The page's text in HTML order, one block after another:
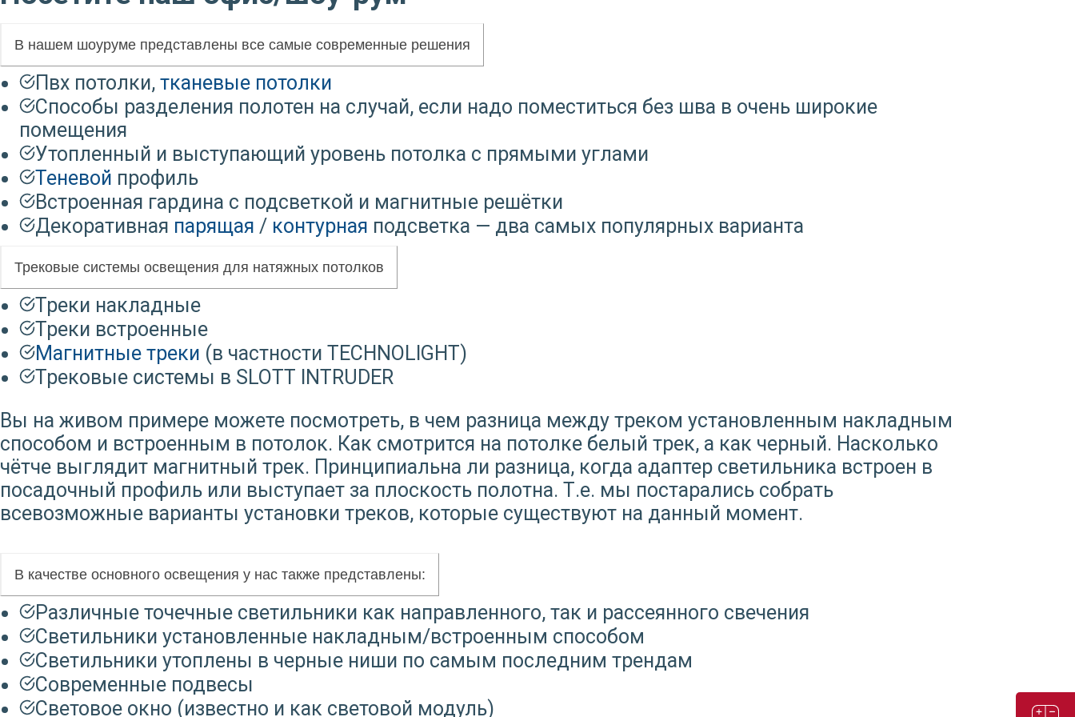
В нашем шоуруме представлены все самые современные решения
Пвх потолки, тканевые потолки
Способы разделения полотен на случай, если надо поместиться без шва в очень широкие
помещения
Утопленный и выступающий уровень потолка с прямыми углами
Теневой профиль
Встроенная гардина с подсветкой и магнитные решётки
Декоративная парящая / контурная подсветка — два самых популярных варианта
Трековые системы освещения для натяжных потолков
Треки накладные
Треки встроенные
Магнитные треки (в частности TECHNOLIGHT)
Трековые системы в SLOTT INTRUDER
Вы на живом примере можете посмотреть, в чем разница между треком установленным накладным
способом и встроенным в потолок. Как смотрится на потолке белый трек, а как черный. Насколько
чётче выглядит магнитный трек. Принципиальна ли разница, когда адаптер светильника встроен в
посадочный профиль или выступает за плоскость полотна. Т.е. мы постарались собрать
всевозможные варианты установки треков, которые существуют на данный момент.
В качестве основного освещения у нас также представлены:
Различные точечные светильники как направленного, так и рассеянного свечения
Светильники установленные накладным/встроенным способом
Светильники утоплены в черные ниши по самым последним трендам
Современные подвесы
Световое окно (известно и как световой модуль)